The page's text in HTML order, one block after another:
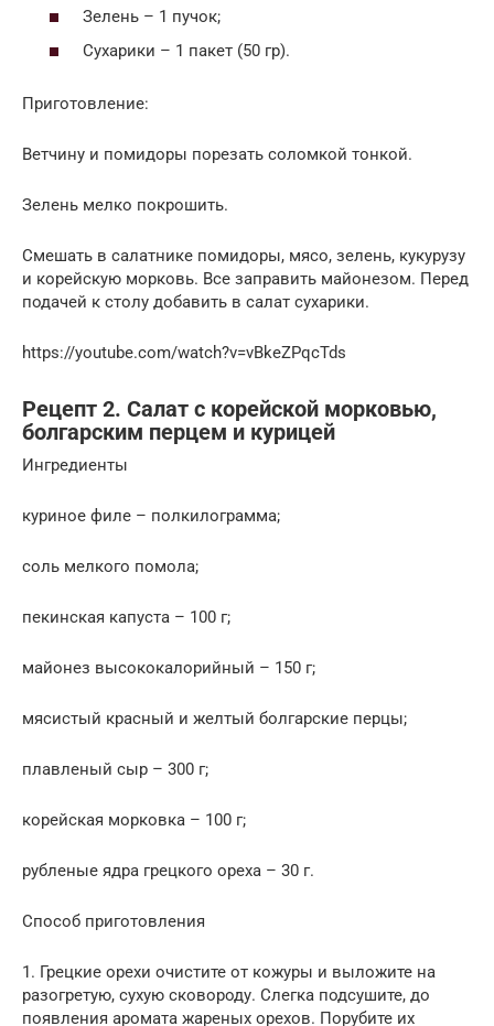
Зелень – 1 пучок;
Сухарики – 1 пакет (50 гр).
Приготовление:
Ветчину и помидоры порезать соломкой тонкой.
Зелень мелко покрошить.
Смешать в салатнике помидоры, мясо, зелень, кукурузу
и корейскую морковь. Все заправить майонезом. Перед
подачей к столу добавить в салат сухарики.
https://youtube.com/watch?v=vBkeZPqcTds
Рецепт 2. Салат с корейской морковью,
болгарским перцем и курицей
Ингредиенты
куриное филе – полкилограмма;
соль мелкого помола;
пекинская капуста – 100 г;
майонез высококалорийный – 150 г;
мясистый красный и желтый болгарские перцы;
плавленый сыр – 300 г;
корейская морковка – 100 г;
рубленые ядра грецкого ореха – 30 г.
Способ приготовления
1. Грецкие орехи очистите от кожуры и выложите на
разогретую, сухую сковороду. Слегка подсушите, до
появления аромата жареных орехов. Порубите их